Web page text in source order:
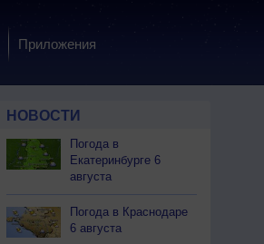
Приложения
НОВОСТИ
Погода в
Екатеринбурге 6
августа
Погода в Краснодаре
6 августа